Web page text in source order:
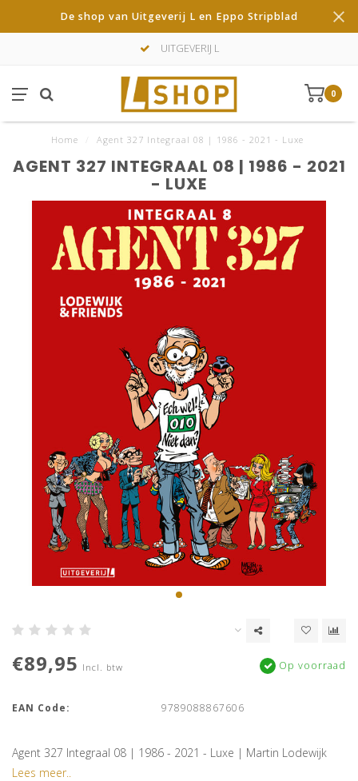
De shop van Uitgeverij L en Eppo Stripblad
UITGEVERIJ L
0
Home Agent 327 Integraal 08 | 1986 - 2021 - Luxe
AGENT 327 INTEGRAAL 08 | 1986 - 2021
- LUXE
€89,95 Incl. btw Op voorraad
EAN Code: 9789088867606
Agent 327 Integraal 08 | 1986 - 2021 - Luxe | Martin Lodewijk
Lees meer..